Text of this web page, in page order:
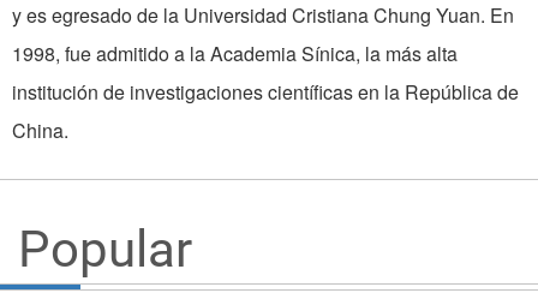
y es egresado de la Universidad Cristiana Chung Yuan. En
1998, fue admitido a la Academia Sínica, la más alta
institución de investigaciones científicas en la República de
China.
Popular